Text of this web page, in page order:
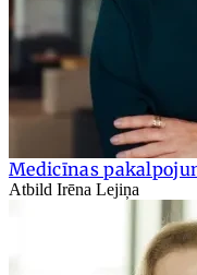
Medicīnas
Atbild Irēna Lejiņa